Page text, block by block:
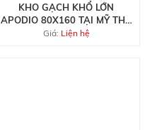
KHO GẠCH KHỔ LỚN
APODIO 80X160 TẠI MỸ THO
TIỀN GIANG
Giá: Liện hệ